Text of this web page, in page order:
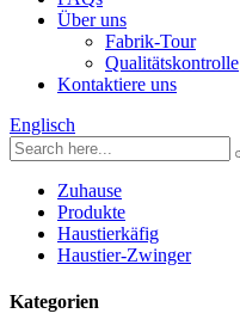
Über uns
Fabrik-Tour
Qualitätskontrolle
Kontaktiere uns
Englisch
Zuhause
Produkte
Haustierkäfig
Haustier-Zwinger
Kategorien